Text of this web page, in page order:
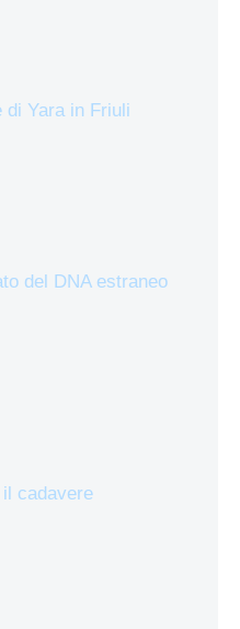
Yara in Friuli
del DNA estraneo
cadavere